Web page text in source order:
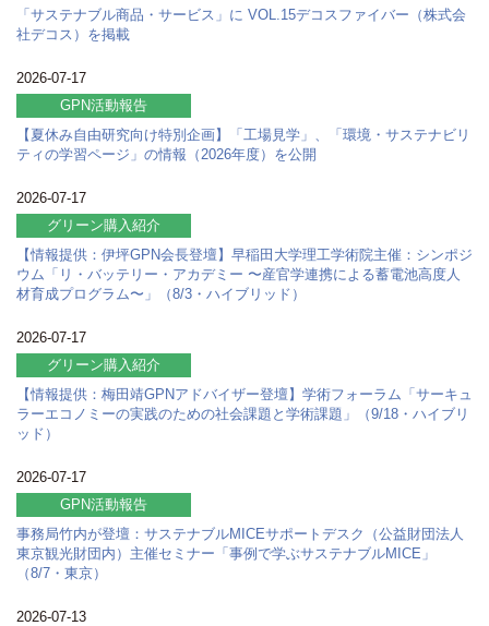
「サステナブル商品・サービス」に VOL.15デコスファイバー（株式会
社デコス）を掲載
2026-07-17
GPN活動報告
【夏休み自由研究向け特別企画】「工場見学」、「環境・サステナビリ
ティの学習ページ」の情報（2026年度）を公開
2026-07-17
グリーン購入紹介
【情報提供：伊坪GPN会長登壇】早稲田大学理工学術院主催：シンポジ
ウム「リ・バッテリー・アカデミー 〜産官学連携による蓄電池高度人
材育成プログラム〜」（8/3・ハイブリッド）
2026-07-17
グリーン購入紹介
【情報提供：梅田靖GPNアドバイザー登壇】学術フォーラム「サーキュ
ラーエコノミーの実践のための社会課題と学術課題」（9/18・ハイブリ
ッド）
2026-07-17
GPN活動報告
事務局竹内が登壇：サステナブルMICEサポートデスク（公益財団法人
東京観光財団内）主催セミナー「事例で学ぶサステナブルMICE」
（8/7・東京）
2026-07-13